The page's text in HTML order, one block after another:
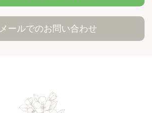
メールでのお問い合わせ